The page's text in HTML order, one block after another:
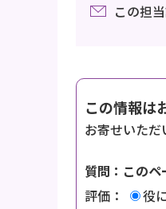
この担
この情報は
お寄せいただ
質問：このペ
評価：
役